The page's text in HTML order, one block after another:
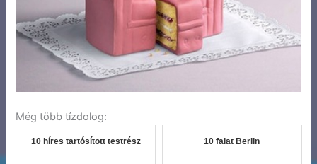
Még több tízdolog:
10 híres tartósított testrész 10 falat Berlin